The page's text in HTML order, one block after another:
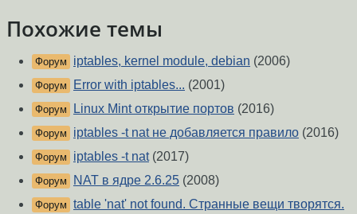
Похожие темы
Форум iptables, kernel module, debian (2006)
Форум Error with iptables... (2001)
Форум Linux Mint открытие портов (2016)
Форум iptables -t nat не добавляется правило (2016)
Форум iptables -t nat(2017)
Форум NAT в ядре 2.6.25 (2008)
Форум table 'nat' not found. Странные вещи творятся.